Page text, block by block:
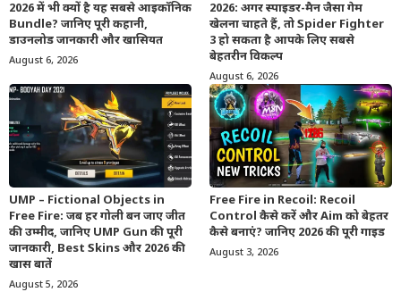
2026 में भी क्यों है यह सबसे आइकॉनिक
Bundle? जानिए पूरी कहानी,
डाउनलोड जानकारी और खासियत
August 6, 2026
2026: अगर स्पाइडर-मैन जैसा गेम
खेलना चाहते हैं, तो Spider Fighter
3 हो सकता है आपके लिए सबसे
बेहतरीन विकल्प
August 6, 2026
UMP – Fictional Objects in
Free Fire: जब हर गोली बन जाए जीत
की उम्मीद, जानिए UMP Gun की पूरी
जानकारी, Best Skins और 2026 की
खास बातें
August 5, 2026
Free Fire in Recoil: Recoil
Control कैसे करें और Aim को बेहतर
कैसे बनाएं? जानिए 2026 की पूरी गाइड
August 3, 2026